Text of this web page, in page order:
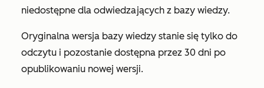
niedostępne dla odwiedzających z bazy wiedzy.
Oryginalna wersja bazy wiedzy stanie się tylko do
odczytu i pozostanie dostępna przez 30 dni po
opublikowaniu nowej wersji.